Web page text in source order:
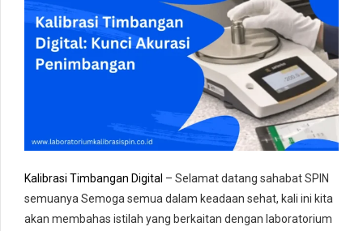
Kalibrasi Timbangan Digital – Selamat datang sahabat SPIN
semuanya Semoga semua dalam keadaan sehat, kali ini kita
akan membahas istilah yang berkaitan dengan laboratorium